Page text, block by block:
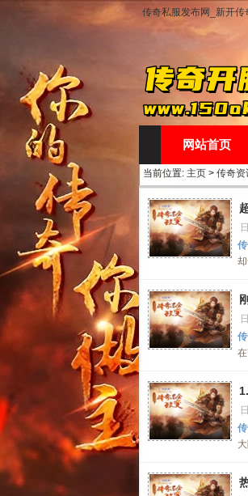
传奇私服发布网_新开
网站首页
当前位置: 主页 > 传奇资